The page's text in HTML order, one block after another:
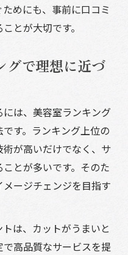
めにも、事前に口コミ
とが大切です。
グで理想に近づ
は、美容室ランキング
す。ランキング上位の
が高いだけでなく、サ
とが多いです。そのた
ージチェンジを目指す
は、カットがうまいと
高品質なサービスを提